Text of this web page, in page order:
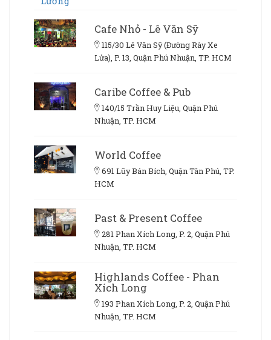
Cafe Nhỏ - Lê Văn Sỹ
115/30 Lê Văn Sỹ (Đường Rày Xe
Lửa), P. 13, Quận Phú Nhuận, TP. HCM
Caribe Coffee & Pub
140/15 Trần Huy Liệu, Quận Phú
Nhuận, TP. HCM
World Coffee
691 Lũy Bán Bích, Quận Tân Phú, TP.
HCM
Past & Present Coffee
281 Phan Xích Long, P. 2, Quận Phú
Nhuận, TP. HCM
Highlands Coffee - Phan
Xích Long
193 Phan Xích Long, P. 2, Quận Phú
Nhuận, TP. HCM